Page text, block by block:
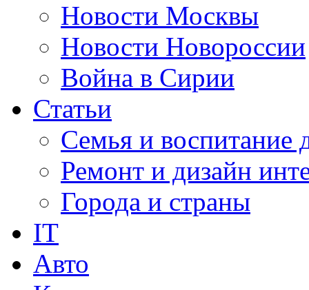
Новости Москвы
Новости Новороссии
Война в Сирии
Статьи
Семья и воспитание
Ремонт и дизайн
Города и страны
IT
Авто